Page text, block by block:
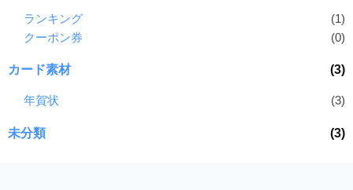
ランキング
(1)
クーポン券
(0)
カード素材 (3)
年賀状 (3)
未分類 (3)